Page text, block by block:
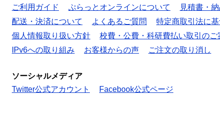
ご利用ガイド
ぷらっとオンラインについて
見積書・
配送・決済について
よくあるご質問
特定商取引法に
個人情報取り扱い方針
校費・公費・科研費払い取引のご
IPv6への取り組み
お客様からの声 ご注文の取り消し
ソーシャルメディア
Twitter公式アカウント
Facebook公式ページ